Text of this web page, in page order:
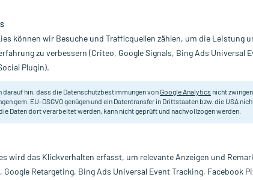
Tabletten, 12 St
28,88 €
Scannen Sie Ihr E-Rezept
versandkostenfrei* -
Darreichung:
Inhalt:
PZN:
Hersteller:
können wir Besuche und Trafficquellen zählen, um die Leistung
zu verbessern (Criteo, Google Signals, Bing Ads Universal
Plugin).
darauf hin, dass die Datenschutzbestimmungen vonGoogle Analytics nicht
gem. EU-DSGVO genügen und ein Datentransfer in Drittstaaten bzw. die USA
Daten dort verarbeitet werden, kann nicht geprüft und nachvollzogen werden.
wird das Klickverhalten erfasst, um relevante Anzeigen und
Google Retargeting, Bing Ads Universal Event Tracking, Facebook